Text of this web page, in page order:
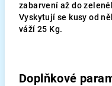
zabarvení až do
Vyskytují se kusy od
váží 25 Kg.
Doplňkové